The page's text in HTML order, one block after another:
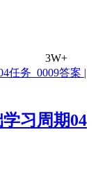
3W+
习周期04